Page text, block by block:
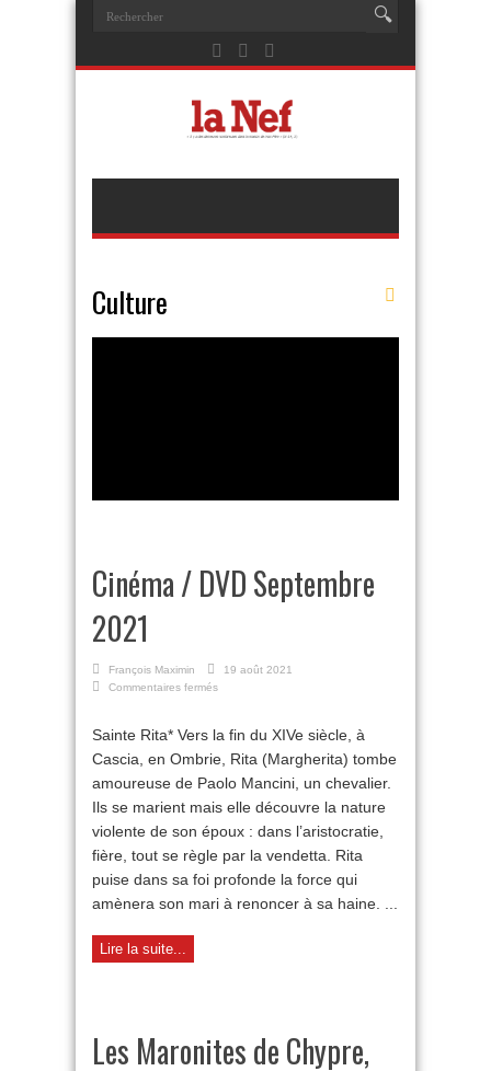
Culture
Cinéma / DVD Septembre
2021
François Maximin
19 août 2021
Commentaires fermés
DVD
Septembre
Sainte Rita* Vers la fin du XIVe siècle, à
Cascia, en Ombrie, Rita (Margherita) tombe
amoureuse de Paolo Mancini, un chevalier.
Ils se marient mais elle découvre la nature
violente de son époux : dans l’aristocratie,
fière, tout se règle par la vendetta. Rita
puise dans sa foi profonde la force qui
amènera son mari à renoncer à sa haine. ...
Lire la suite...
Les Maronites de Chypre,